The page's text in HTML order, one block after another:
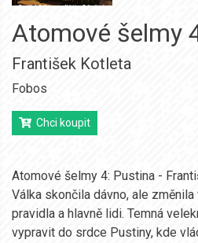
Atomové šelmy
František Kotleta
Fobos
Chci koupit
Atomové šelmy 4: Pustina -
Válka skončila dávno, ale změnila
pravidla a hlavně lidi. Temná
vypravit do srdce Pustiny, kde